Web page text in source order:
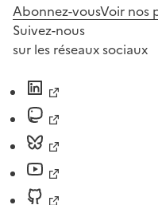
Abonnez-vousVoir nos
Suivez-nous
sur les réseaux sociaux